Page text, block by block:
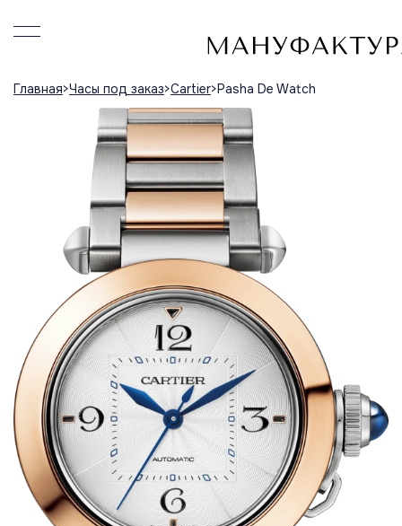
Главная Часы под заказ Cartier Pasha De Watch